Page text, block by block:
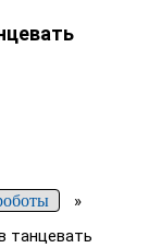
»
танцевать